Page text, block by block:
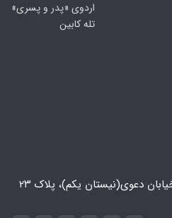
اردوی «پدر و پسری»
تله کابین
دعوی(نیستان یکم)، پلاک ۲۳